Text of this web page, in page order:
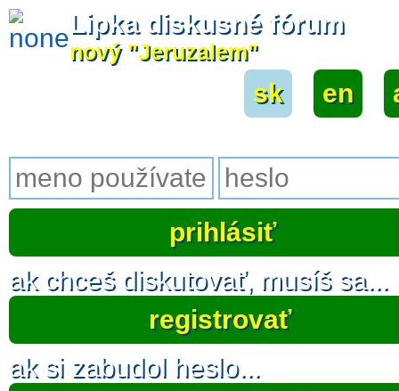
Lipka diskusné fórum
nový "Jeruzalem"
sk en
ak chceš diskutovať, musíš sa...
registrovať
ak si zabudol heslo...